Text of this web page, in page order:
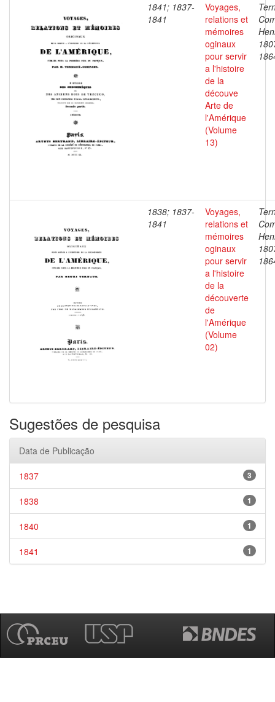
1841; 1837-
1841
Voyages,
relations et
mémoires
oginaux
pour servir
a l'histoire
de la
découve
Arte de
l'Amérique
(Volume
13)
1838; 1837-
1841
Voyages,
relations et
mémoires
oginaux
pour servir
a l'histoire
de la
découverte
de
l'Amérique
(Volume
02)
Sugestões de pesquisa
Data de Publicação
3
1837
1
1838
1
1840
1
1841